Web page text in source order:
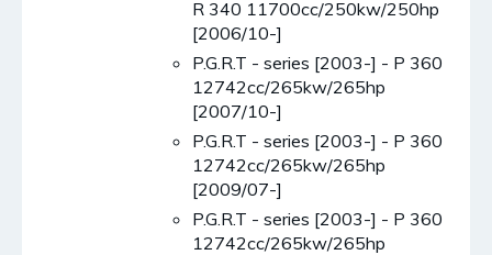
R 340 11700cc/250kw/250hp
[2006/10-]
P.G.R.T - series [2003-] - P 360
12742cc/265kw/265hp
[2007/10-]
P.G.R.T - series [2003-] - P 360
12742cc/265kw/265hp
[2009/07-]
P.G.R.T - series [2003-] - P 360
12742cc/265kw/265hp